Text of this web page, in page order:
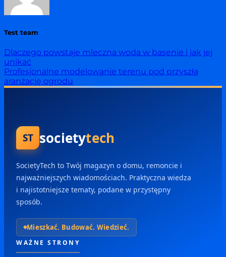
Test team
Dlaczego powstaje mleczna woda w basenie i jak jej
unikać
Profesjonalne modelowanie terenu pod przyszłą
aranżację ogrodu
ST societytech
SocietyTech to Twój magazyn o domu, remoncie i
najważniejszych wiadomościach. Praktyczna wiedza
i najistotniejsze tematy, podane w przystępny
sposób.
Mieszkać. Budować. Wiedzieć.
WAŻNE STRONY